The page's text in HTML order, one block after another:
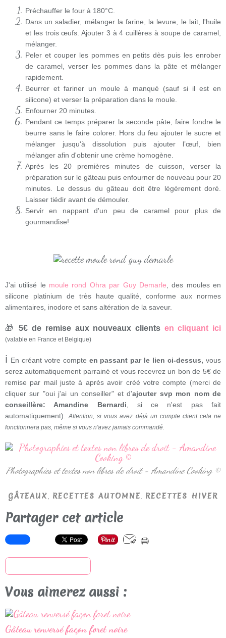
Préchauffer le four à 180°C.
Dans un saladier, mélanger la farine, la levure, le lait, l'huile
et les trois œufs. Ajouter 3 à 4 cuillères à soupe de caramel,
mélanger.
Peler et couper les pommes en petits dès puis les enrober
de caramel, verser les pommes dans la pâte et mélanger
rapidement.
Beurrer et fariner un moule à manqué (sauf si il est en
silicone) et verser la préparation dans le moule.
Enfourner 20 minutes.
Pendant ce temps préparer la seconde pâte, faire fondre le
beurre sans le faire colorer. Hors du feu ajouter le sucre et
mélanger jusqu'à dissolution puis ajouter l’œuf, bien
mélanger afin d'obtenir une crème homogène.
Après les 20 premières minutes de cuisson, verser la
préparation sur le gâteau puis enfourner de nouveau pour 20
minutes. Le dessus du gâteau doit être légèrement doré.
Laisser tiédir avant de démouler.
Servir en nappant d'un peu de caramel pour plus de
gourmandise!
J'ai utilisé le moule rond Ohra par Guy Demarle , des moules en
silicone platinium de très haute qualité, conforme aux normes
alimentaires, inodore et sans altération de la saveur.
🎁 5€ de remise aux nouveaux clients en cliquant ici
(valable en France et Belgique)
ℹ En créant votre compte en passant par le lien ci-dessus, vous
serez automatiquement parrainé et vous recevrez un bon de 5€ de
remise par mail juste à après avoir créé votre compte (merci de
cliquer sur "oui j'ai un conseiller" et d'ajouter svp mon nom de
conseillère: Amandine Bernardi , si ce n'est pas fait
automatiquement).Attention, si vous avez déjà un compte client cela ne
fonctionnera pas, même si vous n'avez jamais commandé.
Photographies et textes non libres de droit - Amandine Cooking ©
GÂTEAUX, RECETTES AUTOMNE, RECETTES HIVER
Partager cet article
Vous aimerez aussi :
Gâteau renversé façon foret noire